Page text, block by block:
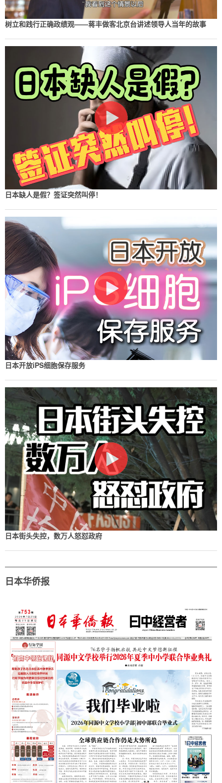
树立和践行正确政绩观——蒋丰做客北京台讲述领导人当年的故事
日本缺人是假？签证突然叫停！
日本开放iPS细胞保存服务
日本街头失控，数万人怒怼政府
日本华侨报